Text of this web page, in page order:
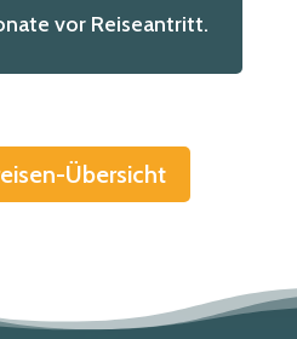
vor Reiseantritt.
Übersicht